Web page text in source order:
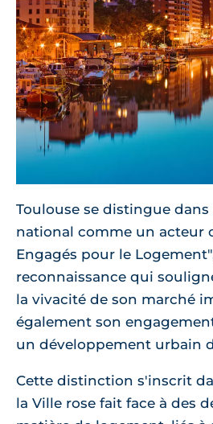
Toulouse se distingue dans
national comme un acteur
Engagés pour le
reconnaissance qui
la vivacité de son marché
également son
un développement urbain
Cette distinction s'inscrit
la Ville rose fait face à des